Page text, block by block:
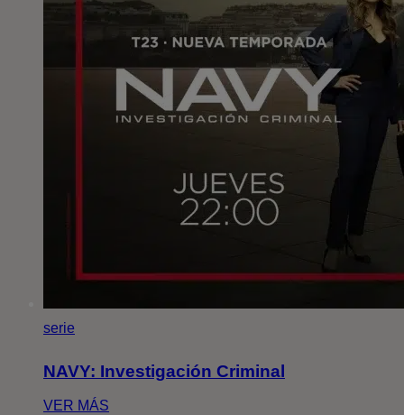
serie
NAVY: Investigación Criminal
VER MÁS